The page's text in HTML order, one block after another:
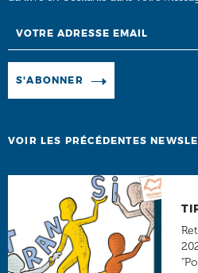
S'ABONNER
VOIR LES PRÉCÉDENTES